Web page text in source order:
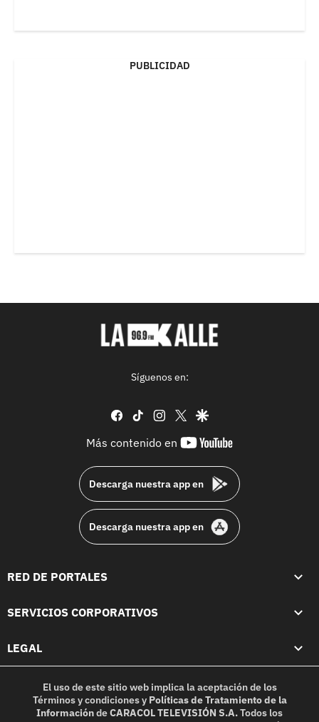
PUBLICIDAD
Síguenos en:
facebook
tiktok instagram
twittergoogle
Más contenido en
youtube-
Descarga nuestra app en
Descarga nuestra app en
RED DE PORTALES
SERVICIOS CORPORATIVOS
LEGAL
El uso de este sitio web implica la aceptación de los
Términos y condicionesy Políticas de Tratamiento de la
InformacióndeCARACOL TELEVISIÓN S.A.Todos los